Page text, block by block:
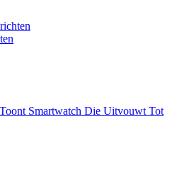
Smartwatch Die Uitvouwt Tot